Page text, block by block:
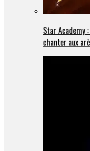
Star Academy
chanter aux